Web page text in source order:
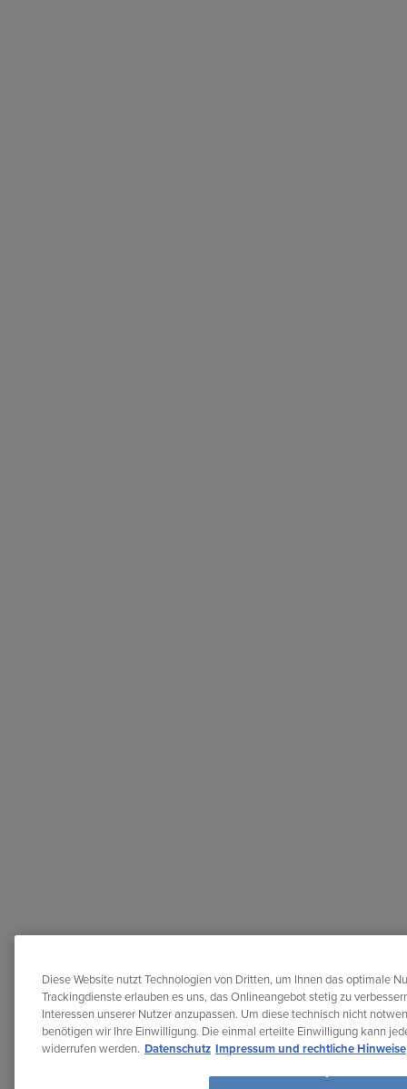
Diese Website nutzt Technologien von Dritten, um Ihnen das optimale
Trackingdienste erlauben es uns, das Onlineangebot stetig zu
Interessen unserer Nutzer anzupassen. Um diese technisch nicht
benötigen wir Ihre Einwilligung. Die einmal erteilte Einwilligung kann
widerrufen werden. Datenschutz Impressum und rechtliche Hinweise